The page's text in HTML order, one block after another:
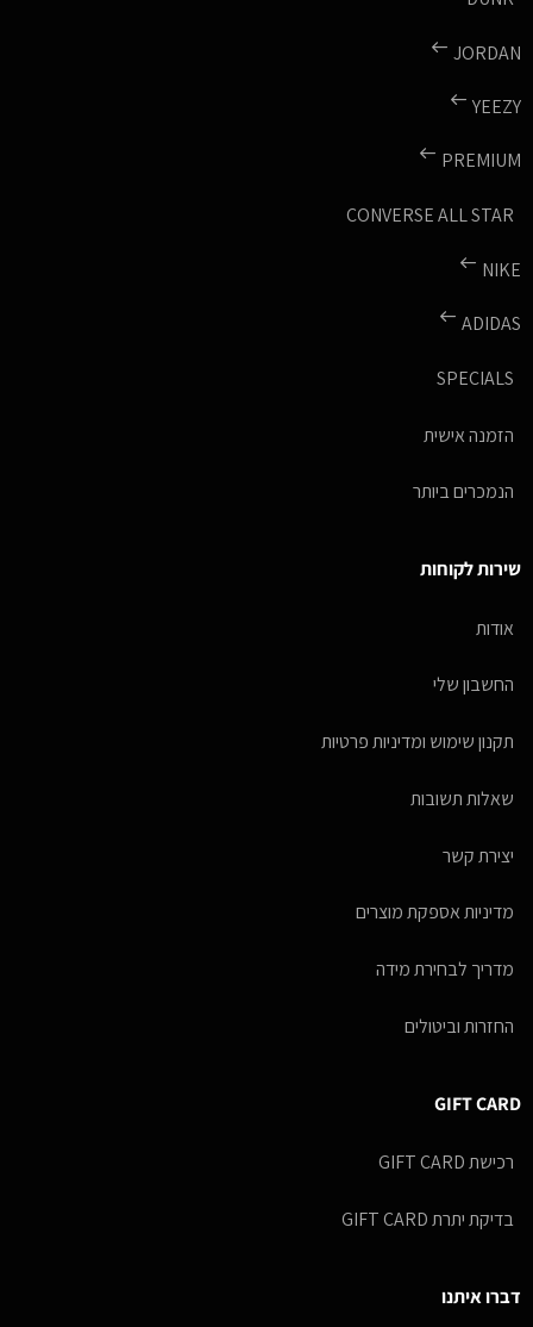
JORDAN
YEEZY
PREMIUM
CONVERSE ALL STAR
NIKE
ADIDAS
SPECIALS
הזמנה אישית
הנמכרים ביותר
שירות לקוחות
אודות
החשבון שלי
תקנון שימוש ומדיניות פרטיות
שאלות תשובות
יצירת קשר
מדיניות אספקת מוצרים
מדריך לבחירת מידה
החזרות וביטולים
GIFT CARD
רכישת GIFT CARD
בדיקת יתרת GIFT CARD
דברו איתנו